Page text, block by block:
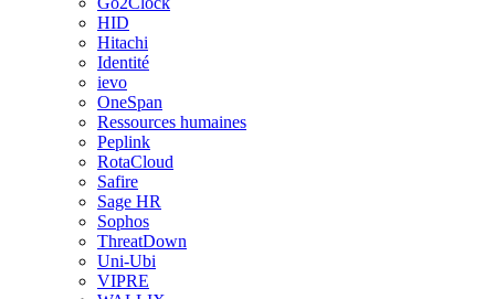
HID
Hitachi
Identité
ievo
OneSpan
Ressources humaines
Peplink
RotaCloud
Safire
Sage HR
Sophos
ThreatDown
Uni-Ubi
VIPRE